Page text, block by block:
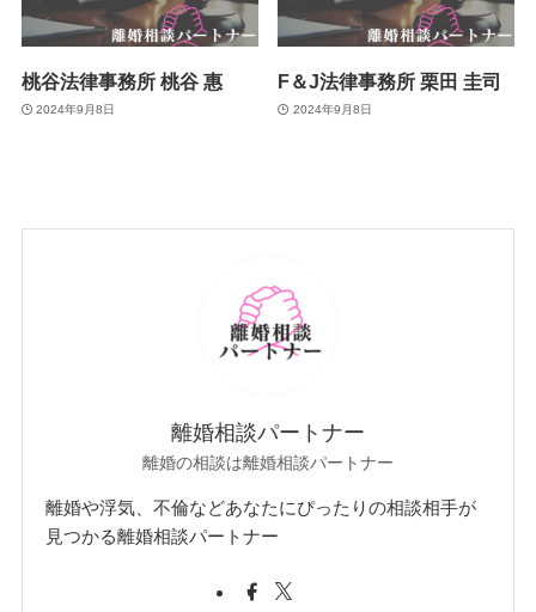
桃谷法律事務所 桃谷 惠
2024年9月8日
F＆J法律事務所 栗田 圭司
2024年9月8日
離婚相談パートナー
離婚の相談は離婚相談パートナー
離婚や浮気、不倫などあなたにぴったりの相談相手が
見つかる離婚相談パートナー